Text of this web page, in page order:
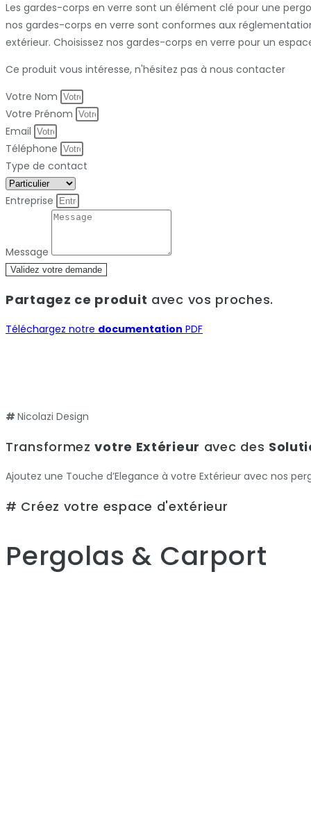
Les gardes-corps en verre sont un élément clé pour une
nos gardes-corps en verre sont conformes aux
extérieur. Choisissez nos gardes-corps en verre pour un
Ce produit vous intéresse, n'hésitez pas à nous contacter
Votre Nom
Votre Prénom
Email
Téléphone
Type de contact
Entreprise
Message
Validez votre demande
Partagez ce produit avec vos proches.
Téléchargez notre documentation PDF
# Nicolazi Design
Transformezvotre Extérieur avec des
Ajoutez une Touche d’Elegance à votre Extérieur avec nos
# Créez votre espace d'extérieur
Pergolas & Carport